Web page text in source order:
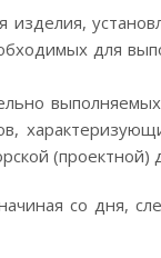
для
(проектной)
со дня,